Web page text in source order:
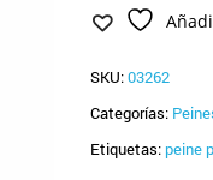
SKU:03262
Categorías:
Etiquetas: peine